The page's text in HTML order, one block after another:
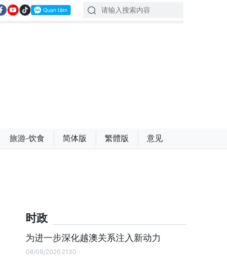
旅游-饮食 简体版 繁體版 意见
时政
为进一步深化越澳关系注入新动力
08/08/2026 21:30